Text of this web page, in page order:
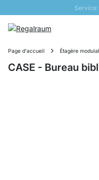
Livraison rapide
PROMO
Page d'accueil Étagère
CASE - Bureau